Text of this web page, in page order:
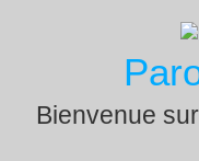
Bienvenue